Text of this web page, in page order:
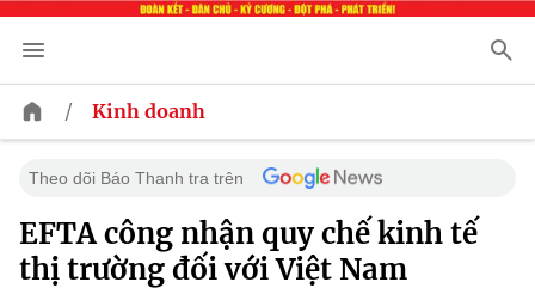
/ Kinh doanh
Theo dõi Báo Thanh tra trên
EFTA công nhận quy chế kinh tế
thị trường đối với Việt Nam